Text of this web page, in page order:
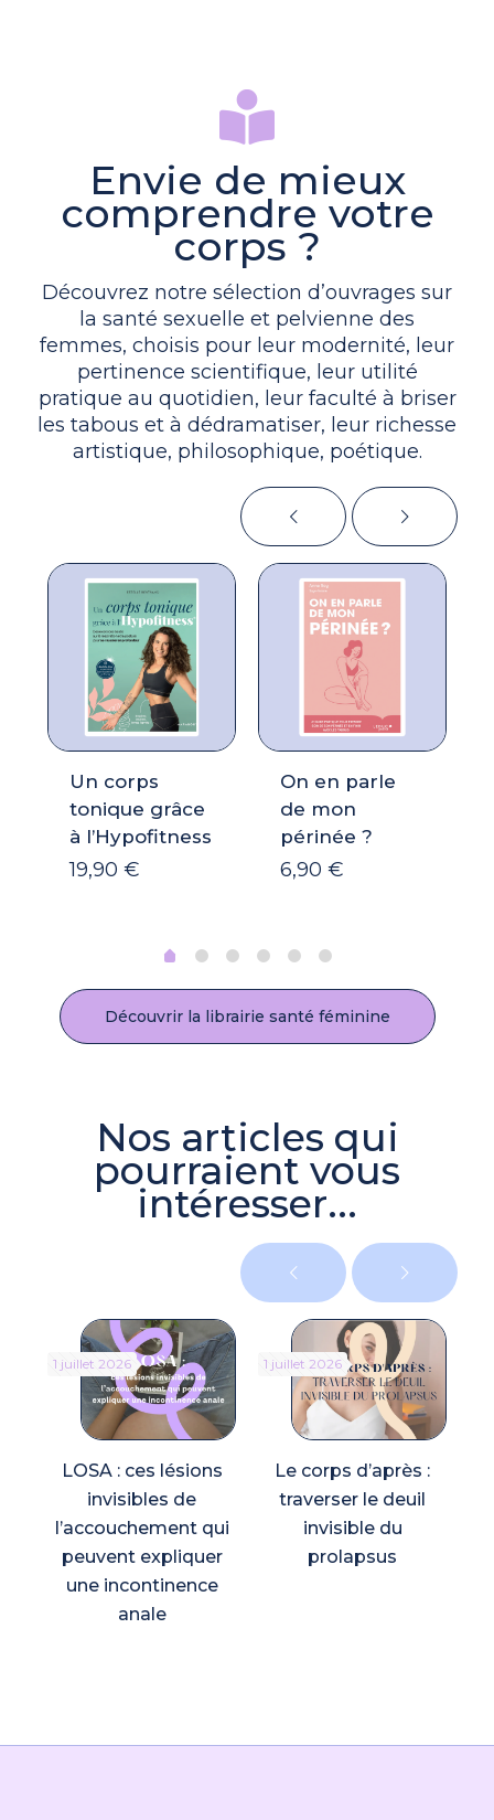
Envie de mieux
comprendre votre
corps ?
Découvrez notre sélection d’ouvrages sur
la santé sexuelle et pelvienne des
femmes, choisis pour leur modernité, leur
pertinence scientifique, leur utilité
pratique au quotidien, leur faculté à briser
les tabous et à dédramatiser, leur richesse
artistique, philosophique, poétique.
Un corps
tonique grâce
à l’Hypofitness
19,90 €
On en parle
de mon
périnée ?
6,90 €
Découvrir la librairie santé féminine
Nos articles qui
pourraient vous
intéresser...
1 juillet 2026
LOSA : ces lésions
invisibles de
l’accouchement qui
peuvent expliquer
une incontinence
anale
1 juillet 2026
Le corps d’après :
traverser le deuil
invisible du
prolapsus
Détails